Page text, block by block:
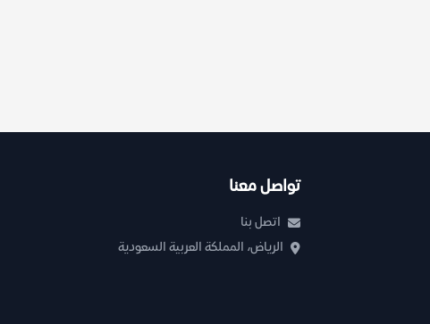
تواصل معنا
اتصل بنا
الرياض، المملكة العربية السعودية